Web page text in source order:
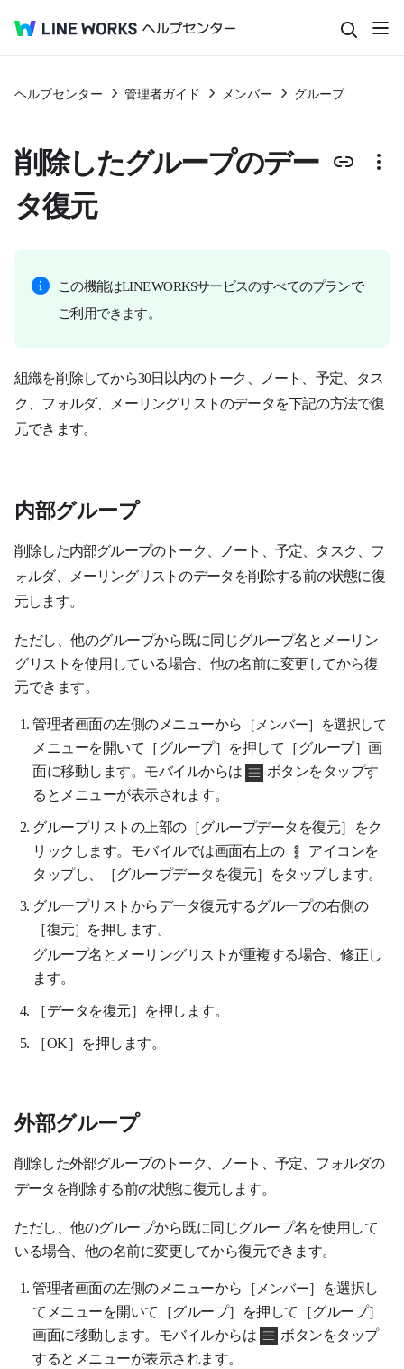
ヘルプセンター 管理者ガイド メンバー グループ
削除したグループのデー
タ復元
この機能はLINE WORKSサービスのすべてのプランで
ご利用できます。
組織を削除してから30日以内のトーク 、 ノート 、 予定、
タス
ク 、 フォルダ、 メーリングリストのデータを下記の方法で復
元できます。
内部グループ
削除した内部グループのトーク ノート 予定 タスク
フ
ォルダ、 メーリングリストのデータを削除する前の状態に復
元します。
ただし、他のグループから既に同じグループ名とメーリン
グリストを使用している場合、他の名前に変更してから復
元できます。
管理者画面の左側のメニューから ［メンバー］ を選択して
メニューを開いて［グループ］を押して［グループ］画
面に移動します。モバイルからは
ボタンをタップす
るとメニューが表示されます。
グループリストの上部の［グループデータを復元］をク
リックします。モバイルでは画面右上の
アイコンを
タップし、［グループデータを復元］をタップします。
グループリストからデータ復元するグループの右側の
［復元］ を押します。
グループ名とメーリングリストが重複する場合、修正し
ます。
［データを復元］を押します。
［OK］を押します。
外部グループ
削除した外部グループのトーク ノート 予定
フォルダの
データを削除する前の状態に復元します。
ただし、他のグループから既に同じグループ名を使用して
いる場合、他の名前に変更してから復元できます。
管理者画面の左側のメニューから［ メンバー］を選択し
てメニューを開いて［グループ］を押して［グループ］
画面に移動します。モバイルからは
ボタンをタップ
するとメニューが表示されます。